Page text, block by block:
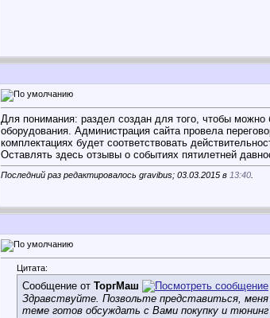
Для понимания: раздел создан для того, чтобы можно
оборудования. Администрация сайта провела
комплектациях будет соответствовать
Оставлять здесь отзывы о событиях пятилетней
Последний раз редактировалось gravibus; 03.03.2015 в 13:40
Цитата:
Сообщение от ТоргМаш
Здравствуйте. Позвольте представиться,
теме готов обсуждать с Вами покупку и